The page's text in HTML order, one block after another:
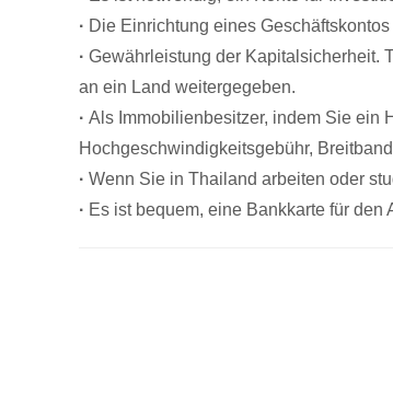
· Die Einrichtung eines
· Gewährleistung der Kapitalsicherheit.
an ein Land weitergegeben.
· Als Immobilienbesitzer, indem Sie ein
Hochgeschwindigkeitsgebühr,
· Wenn Sie in Thailand arbeiten oder
· Es ist bequem, eine Bankkarte für